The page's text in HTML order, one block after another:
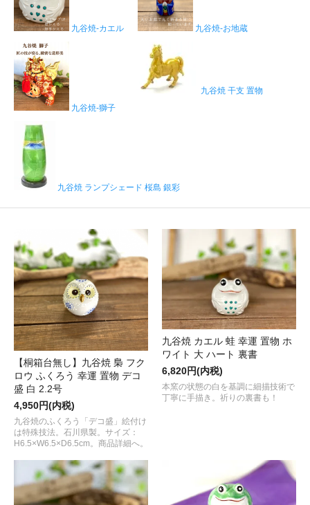
九谷焼-カエル 九谷焼-お地蔵
九谷焼-獅子
九谷焼 干支 置物
九谷焼 ランプシェード 桜島 銀彩
【桐箱台無し】九谷焼 梟 フク
ロウ ふくろう 幸運 置物 デコ
盛 白 2.2号
4,950円(内税)
九谷焼のふくろう「デコ盛」絵付け
は特殊技法。石川県製。サイズ：
H6.5×W6.5×D6.5cm。商品詳細へ。
九谷焼 カエル 蛙 幸運 置物 ホ
ワイト 大 ハート 裏書
6,820円(内税)
本窯の状態の白を基調に細描技術で
丁寧に手描き。祈りの裏書も！